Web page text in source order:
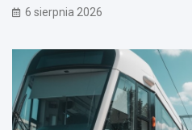
6 sierpnia 2026